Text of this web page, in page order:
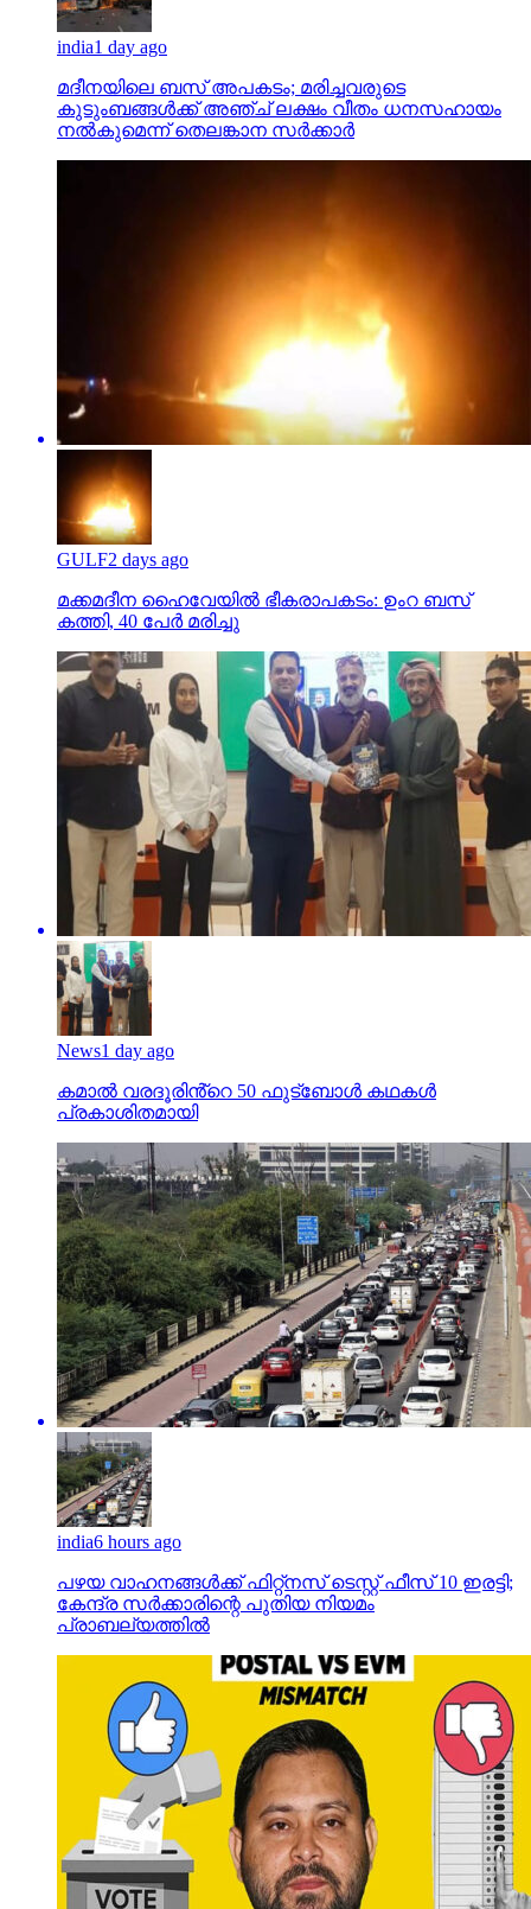
india1 day ago
മദീനയിലെ ബസ് അപകടം; മരിച്ചവരുടെ
കുടുംബങ്ങള്‍ക്ക് അഞ്ച് ലക്ഷം വീതം ധനസഹായം
നല്‍കുമെന്ന് തെലങ്കാന സര്‍ക്കാര്‍
GULF2 days ago
മക്കമദീന ഹൈവേയില്‍ ഭീകരാപകടം: ഉംറ ബസ്
കത്തി, 40 പേര്‍ മരിച്ചു
News1 day ago
കമാൽ വരദൂരിൻ്റെ 50 ഫുട്ബോൾ കഥകൾ
പ്രകാശിതമായി
india6 hours ago
പഴയ വാഹനങ്ങള്‍ക്ക് ഫിറ്റ്‌നസ് ടെസ്റ്റ് ഫീസ് 10 ഇരട്ടി;
കേന്ദ്ര സര്‍ക്കാരിന്റെ പുതിയ നിയമം
പ്രാബല്യത്തില്‍